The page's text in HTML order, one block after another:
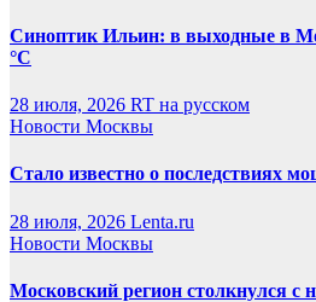
Синоптик Ильин: в выходные в
°C
28 июля, 2026 RT на русском
Новости Москвы
Стало известно о последствиях
28 июля, 2026 Lenta.ru
Новости Москвы
Московский регион столкнулся с